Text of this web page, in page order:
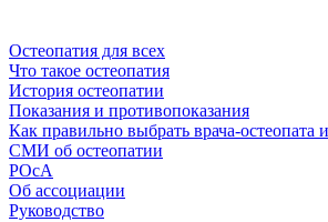
Остеопатия для всех
Что такое остеопатия
История остеопатии
Показания и противопоказания
Как правильно выбрать врача-остеопата
СМИ об остеопатии
РОсА
Об ассоциации
Руководство